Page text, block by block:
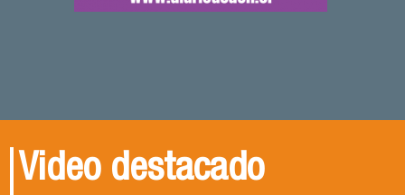
Video destacado